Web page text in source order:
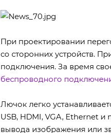
При проектировании
со сторонних устройств.
подключения. За время
беспроводного
Лючок легко
USB, HDMI, VGA, Ethernet
вывода изображения или